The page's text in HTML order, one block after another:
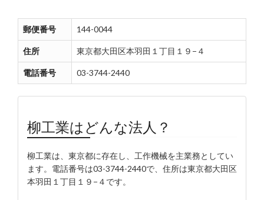
郵便番号 144-0044
住所 東京都大田区本羽田１丁目１９−４
電話番号 03-3744-2440
柳工業はどんな法人？
柳工業は、東京都に存在し、工作機械を主業務としてい
ます。電話番号は03-3744-2440で、住所は東京都大田区
本羽田１丁目１９−４です。